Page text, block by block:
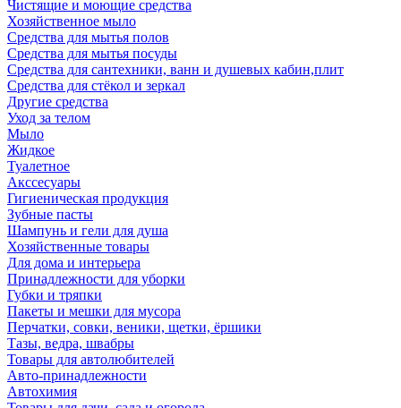
Чистящие и моющие средства
Хозяйственное мыло
Средства для мытья полов
Средства для мытья посуды
Средства для сантехники, ванн и душевых кабин,плит
Средства для стёкол и зеркал
Другие средства
Уход за телом
Мыло
Жидкое
Туалетное
Акссесуары
Гигиеническая продукция
Зубные пасты
Шампунь и гели для душа
Хозяйственные товары
Для дома и интерьера
Принадлежности для уборки
Губки и тряпки
Пакеты и мешки для мусора
Перчатки, совки, веники, щетки, ёршики
Тазы, ведра, швабры
Товары для автолюбителей
Авто-принадлежности
Автохимия